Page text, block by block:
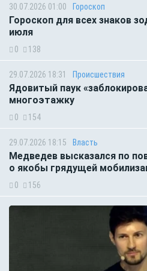
30.07.2026 01:00 Гороскоп
Гороскоп для всех знаков
июля
0 138
29.07.2026 18:31 Происшествия
Ядовитый паук
многоэтажку
0 154
29.07.2026 18:15 Власть
Медведев высказался по
о якобы грядущей
0 156